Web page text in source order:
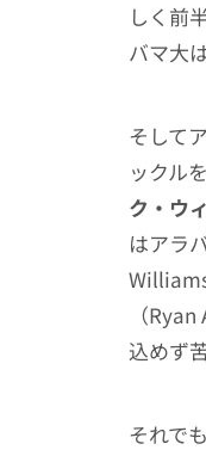
しく前
バマ大
そして
ックル
ク・ウ
はアラ
Williams
（
込めず
それで